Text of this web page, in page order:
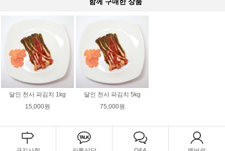
달인 천사 파김치 1kg
15,000원
달인 천사 파김치 5kg
75,000원